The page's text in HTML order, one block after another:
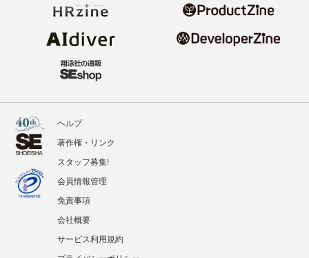
ヘルプ
著作権・リンク
スタッフ募集!
会員情報管理
免責事項
会社概要
サービス利用規約